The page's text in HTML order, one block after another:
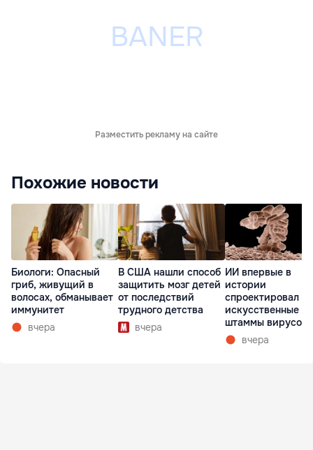
Разместить рекламу на сайте
Похожие новости
Биологи: Опасный
гриб, живущий в
волосах, обманывает
иммунитет
вчера
В США нашли способ
защитить мозг детей
от последствий
трудного детства
вчера
ИИ впервые в
истории
спроектировал
искусственные
штаммы вирусов
нулявчера